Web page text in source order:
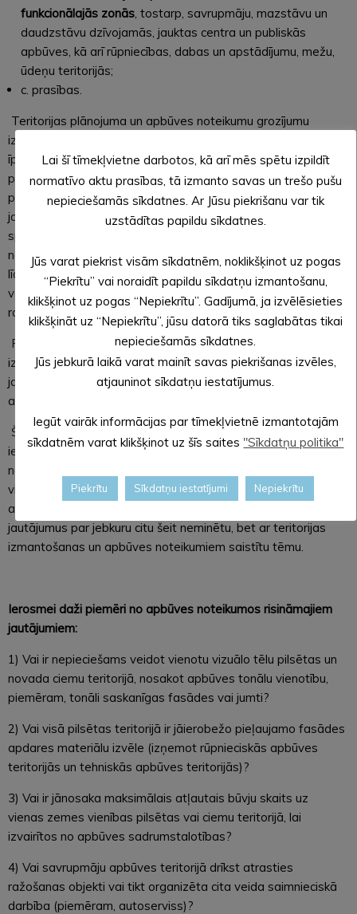
funkcionālajās zonās , tostarp, savrupmāju, mazstāvu un
daudzstāvu dzīvojamās, jauktas centra un publiskās
apbūves, kā arī rūpniecības, dabas un apstādījumu, mežu,
ūdeņu teritorijās;
c. prasības.
Teritorijas plānojuma un apbūves noteikumu grozījumu
izstrāde ļaus noteikt stingrākas prasības nekustamo īpašumu
īpašniekiem attiecībā uz īpašumu izmantošanu, to uzturēšanu,
pārbūvi un remontu. Pašvaldība jau ir identificējusi vairākus
problēmjautājumus, it īpaši pilsētas apbūvē, kas būtu jārisina
jaunajam dokumentam. Balstoties uz iepriekšējiem un pašreiz
spēkā esošiem teritorijas izmantošanas un apbūves
noteikumiem, kas ir diezgan demokrātiski, pilsētas teritorija
līdz šim ir attīstījusies, pašvaldībai pielāgojoties īpašnieku
vēlmēm un mērķiem, līdz ar to pilsētas zonējums izveidojies
raibs.
Pašvaldība aicina iedzīvotājus dokumenta grozījumu
izstrādes gaitā izteikt savus priekšlikumus un ierosinājumus,
ja saskatāt normas, kas pašreizējā dokumentā nav
atbilstošas un būtu grozāmas.
Šeit arī doti vairāki problēmjautājumi, kas būtu jārisina,
iekļaujot nosacījumus teritorijas izmantošanas un apbūves
noteikumos, tādēļ pašvaldība aicina iedzīvotājus izteikt savu
viedokli par tiem. Tāpat ikviens iedzīvotājs vai uzņēmējs
aicināts sniegt savus priekšlikumus, ierosinājumus vai
jautājumus par jebkuru citu šeit neminētu, bet ar teritorijas
izmantošanas un apbūves noteikumiem saistītu tēmu.
Ierosmei daži piemēri no apbūves noteikumos risināmajiem
jautājumiem:
1) Vai ir nepieciešams veidot vienotu vizuālo tēlu pilsētas un
novada ciemu teritorijā, nosakot apbūves tonālu vienotību,
piemēram, tonāli saskanīgas fasādes vai jumti?
2) Vai visā pilsētas teritorijā ir jāierobežo pieļaujamo fasādes
apdares materiālu izvēle (izņemot rūpnieciskās apbūves
teritorijās un tehniskās apbūves teritorijās)?
3) Vai ir jānosaka maksimālais atļautais būvju skaits uz
vienas zemes vienības pilsētas vai ciemu teritorijā, lai
izvairītos no apbūves sadrumstalotības?
4) Vai savrupmāju apbūves teritorijā drīkst atrasties
ražošanas objekti vai tikt organizēta cita veida saimnieciskā
darbība (piemēram, autoserviss)?
Lai šī tīmekļvietne darbotos, kā arī mēs spētu izpildīt
normatīvo aktu prasības, tā izmanto savas un trešo pušu
nepieciešamās sīkdatnes. Ar Jūsu piekrišanu var tik
uzstādītas papildu sīkdatnes.
Jūs varat piekrist visām sīkdatnēm, noklikšķinot uz pogas
“Piekrītu” vai noraidīt papildu sīkdatņu izmantošanu,
klikšķinot uz pogas “Nepiekrītu”. Gadījumā, ja izvēlēsieties
klikšķināt uz “Nepiekrītu”, jūsu datorā tiks saglabātas tikai
nepieciešamās sīkdatnes.
Jūs jebkurā laikā varat mainīt savas piekrišanas izvēles,
atjauninot sīkdatņu iestatījumus.
Iegūt vairāk informācijas par tīmekļvietnē izmantotajām
sīkdatnēm varat klikšķinot uz šīs saites "Sīkdatņu politika"
Piekrītu Sīkdatņu iestatījumi Nepiekrītu